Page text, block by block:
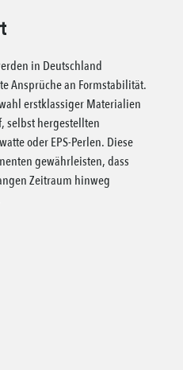
in Deutschland
Ansprüche an Formstabilität.
erstklassiger Materialien
selbst hergestellten
oder EPS-Perlen. Diese
gewährleisten, dass
Zeitraum hinweg